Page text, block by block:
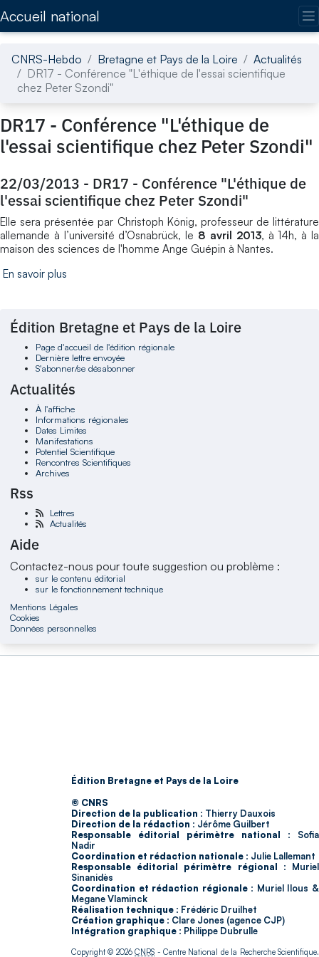
Accueil national
CNRS-Hebdo Bretagne et Pays de la Loire
Actualités
DR17 - Conférence "L'éthique de l'essai scientifique
chez Peter Szondi"
DR17 - Conférence "L'éthique de
l'essai scientifique chez Peter Szondi"
22/03/2013 - DR17 - Conférence "L'éthique de
l'essai scientifique chez Peter Szondi"
Elle sera présentée par Christoph König, professeur de littérature
allemande à l’université d’Osnabrück, le 8 avril 2013, à 14h, à la
maison des sciences de l'homme Ange Guépin à Nantes.
En savoir plus
Édition Bretagne et Pays de la Loire
Page d'accueil de l'édition régionale
Dernière lettre envoyée
S'abonner/se désabonner
Actualités
À l'affiche
Informations régionales
Dates Limites
Manifestations
Potentiel Scientifique
Rencontres Scientifiques
Archives
Rss
Lettres
Actualités
Aide
Contactez-nous pour toute suggestion ou problème :
sur le contenu éditorial
sur le fonctionnement technique
Mentions Légales
Cookies
Données personnelles
Édition Bretagne et Pays de la Loire
© CNRS
Direction de la publication : Thierry Dauxois
Direction de la rédaction : Jérôme Guilbert
Responsable éditorial périmètre national : Sofia
Nadir
Coordination et rédaction nationale : Julie Lallemant
Responsable éditorial périmètre régional : Muriel
Sinanidès
Coordination et rédaction régionale : Muriel Ilous &
Megane Vlaminck
Réalisation technique : Frédéric Druilhet
Création graphique : Clare Jones (agence CJP)
Intégration graphique : Philippe Dubrulle
Copyright © 2026CNRS - Centre National de la Recherche Scientifique.